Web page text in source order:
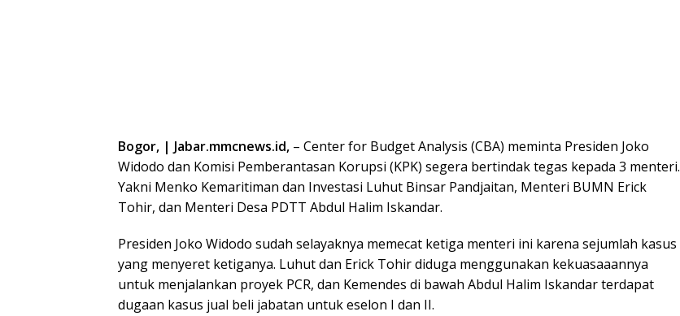
Bogor, | Jabar.mmcnews.id, – Center for Budget Analysis (CBA) meminta Presiden Joko
Widodo dan Komisi Pemberantasan Korupsi (KPK) segera bertindak tegas kepada 3 menteri.
Yakni Menko Kemaritiman dan Investasi Luhut Binsar Pandjaitan, Menteri BUMN Erick
Tohir, dan Menteri Desa PDTT Abdul Halim Iskandar.
Presiden Joko Widodo sudah selayaknya memecat ketiga menteri ini karena sejumlah kasus
yang menyeret ketiganya. Luhut dan Erick Tohir diduga menggunakan kekuasaaannya
untuk menjalankan proyek PCR, dan Kemendes di bawah Abdul Halim Iskandar terdapat
dugaan kasus jual beli jabatan untuk eselon I dan II.